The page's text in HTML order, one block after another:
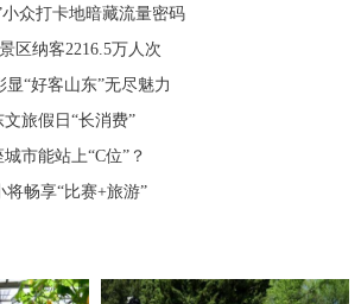
小众打卡地暗藏流量密码
区纳客2216.5万人次
“好客山东”无尽魅力
旅假日“长消费”
市能站上“C位”？
畅享“比赛+旅游”